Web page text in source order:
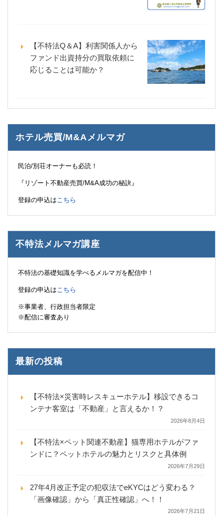
【不特法Q＆A】利害関係人から
ファンド出資持分の買取依頼に
応じることは可能か？
ホテル売買/M&Aメルマガ
民泊/別荘オーナーも必読！
『リゾート不動産売買/M&A成功の秘訣』
登録の申込はこちら
不特法メルマガ講座
不特法の基礎知識を学べるメルマガを配信中！
登録の申込はこちら
※事業者、行政担当者限定
※配信に審査あり
最新の投稿
【不特法×災害時レスキューホテル】移設できるコ
ンテナ客室は「不動産」と言えるか！？
2026年8月4日
【不特法×ペット関連不動産】猫専用ホテルがファ
ンドに？ペットホテルの魅力とリスクと具体例
2026年7月29日
27年4月改正予定の犯収法でeKYCはどう変わる？
「画像確認」から「真正性確認」へ！！
2026年7月21日